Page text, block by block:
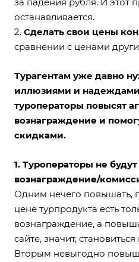
останавливается.
2. Сделать свои цены
сравнении с ценами
Турагентам уже давно
иллюзиями и надеждами
туроператоры повысят
вознаграждение и
скидками.
1. Туроператоры не
вознаграждение/
Одним нечего повышать,
цене турпродукта есть
вознаграждение, а
сайте, значит,
Вторым невыгодно